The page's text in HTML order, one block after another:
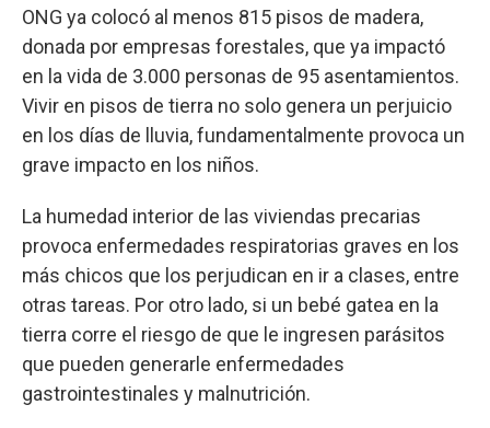
ONG ya colocó al menos 815 pisos de madera,
donada por empresas forestales, que ya impactó
en la vida de 3.000 personas de 95 asentamientos.
Vivir en pisos de tierra no solo genera un perjuicio
en los días de lluvia, fundamentalmente provoca un
grave impacto en los niños.
La humedad interior de las viviendas precarias
provoca enfermedades respiratorias graves en los
más chicos que los perjudican en ir a clases, entre
otras tareas. Por otro lado, si un bebé gatea en la
tierra corre el riesgo de que le ingresen parásitos
que pueden generarle enfermedades
gastrointestinales y malnutrición.